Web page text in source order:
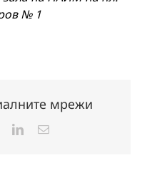
№ 1
мрежи
LinkedInЕлектронна